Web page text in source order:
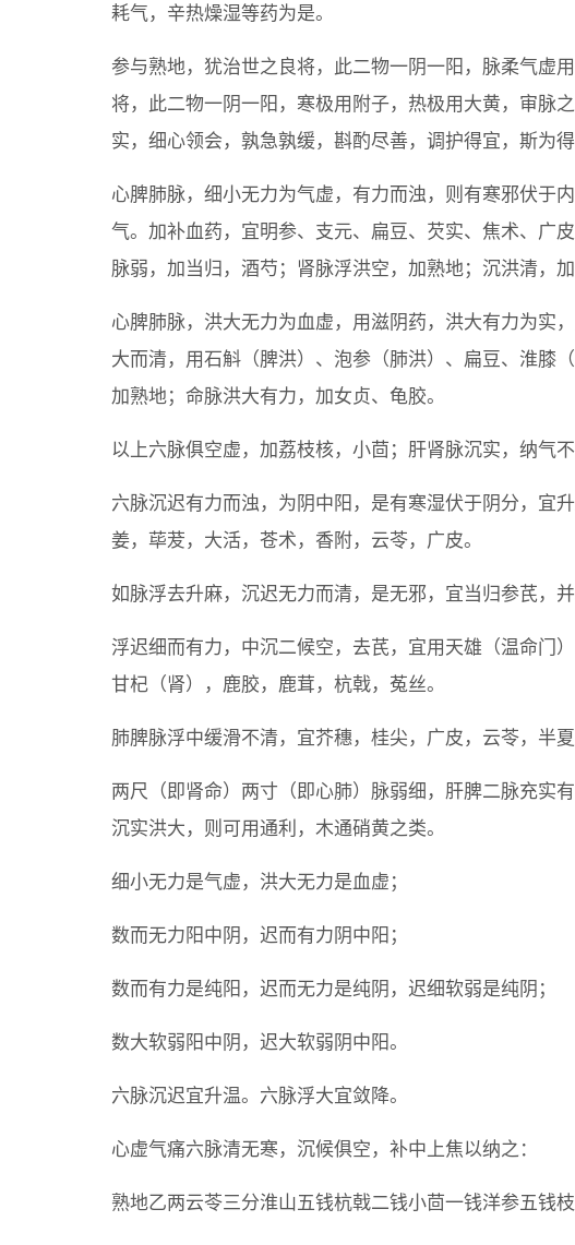
耗气，辛热燥湿等药为是。
参与熟地，犹治世之良将，此二物一阴一阳，脉柔气虚
将，此二物一阴一阳，寒极用附子，热极用大黄，审脉
实，细心领会，孰急孰缓，斟酌尽善，调护得宜，斯为得
心脾肺脉，细小无力为气虚，有力而浊，则有寒邪伏于
气。加补血药，宜明参、支元、扁豆、芡实、焦术、广
脉弱，加当归，酒芍；肾脉浮洪空，加熟地；沉洪清，
心脾肺脉，洪大无力为血虚，用滋阴药，洪大有力为实
大而清，用石斛（脾洪）、泡参（肺洪）、扁豆、淮膝
加熟地；命脉洪大有力，加女贞、龟胶。
以上六脉俱空虚，加荔枝核，小茴；肝肾脉沉实，纳气不
六脉沉迟有力而浊，为阴中阳，是有寒湿伏于阴分，宜
姜，荜茇，大活，苍术，香附，云苓，广皮。
如脉浮去升麻，沉迟无力而清，是无邪，宜当归参芪，并
浮迟细而有力，中沉二候空，去芪，宜用天雄（温命门
甘杞（肾），鹿胶，鹿茸，杭戟，菟丝。
肺脾脉浮中缓滑不清，宜芥穗，桂尖，广皮，云苓，半夏
两尺（即肾命）两寸（即心肺）脉弱细，肝脾二脉充实
沉实洪大，则可用通利，木通硝黄之类。
细小无力是气虚，洪大无力是血虚；
数而无力阳中阴，迟而有力阴中阳；
数而有力是纯阳，迟而无力是纯阴，迟细软弱是纯阴；
数大软弱阳中阴，迟大软弱阴中阳。
六脉沉迟宜升温。六脉浮大宜敛降。
心虚气痛六脉清无寒，沉候俱空，补中上焦以纳之：
熟地乙两云苓三分淮山五钱杭戟二钱小茴一钱洋参五钱